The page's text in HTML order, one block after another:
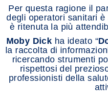
Per questa ragione il
degli operatori sanitari
è ritenuta la più
Moby Dick ha ideato “
la raccolta di
ricercando strumenti
rispettosi del
professionisti della